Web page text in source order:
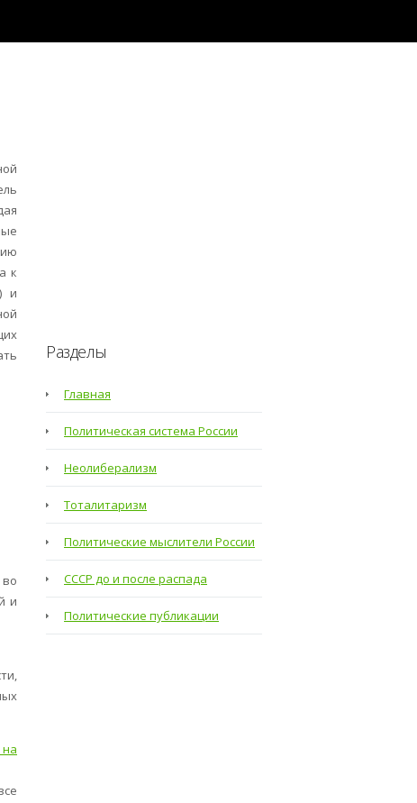
к
и
и
Разделы
Главная
Политическая система России
Неолиберализм
Тоталитаризм
Политические мыслители России
СССР до и после распада
Политические публикации